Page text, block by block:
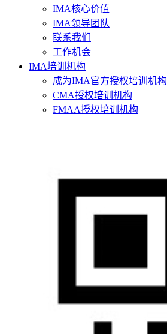
IMA核心价值
IMA领导团队
联系我们
工作机会
IMA培训机构
成为IMA官方授权培训机构
CMA授权培训机构
FMAA授权培训机构